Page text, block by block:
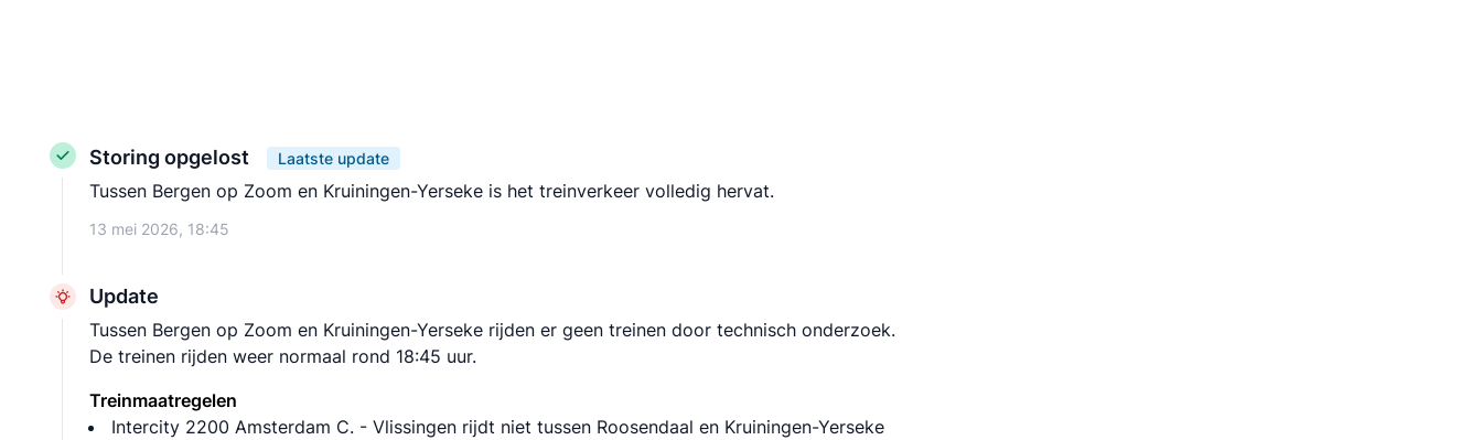
Storing opgelost Laatste update
Tussen Bergen op Zoom en Kruiningen-Yerseke is het treinverkeer volledig hervat.
13 mei 2026, 18:45
Update
Tussen Bergen op Zoom en Kruiningen-Yerseke rijden er geen treinen door technisch onderzoek.
De treinen rijden weer normaal rond 18:45 uur.
Treinmaatregelen
Intercity 2200 Amsterdam C. - Vlissingen rijdt niet tussen Roosendaal en Kruiningen-Yerseke